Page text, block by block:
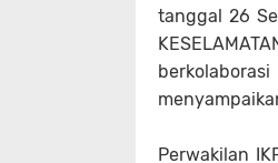
tanggal 26
Perwakilan